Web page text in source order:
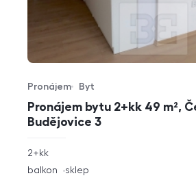
Pronájem bytu 2+kk 49 m²,
Budějovice 3
Typ nabídky
Pronájem
Typ nemovitosti
Byt
rozměry
2+kk
funkce
balkon sklep